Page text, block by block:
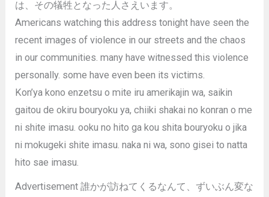
は、その犠牲となった人さえいます。
Americans watching this address tonight have seen the
recent images of violence in our streets and the chaos
in our communities. many have witnessed this violence
personally. some have even been its victims.
Kon’ya kono enzetsu o mite iru amerikajin wa, saikin
gaitou de okiru bouryoku ya, chiiki shakai no konran o me
ni shite imasu. ooku no hito ga kou shita bouryoku o jika
ni mokugeki shite imasu. naka ni wa, sono gisei to natta
hito sae imasu.
Advertisement 誰かが訪ねてくるなんて、ずいぶん変な